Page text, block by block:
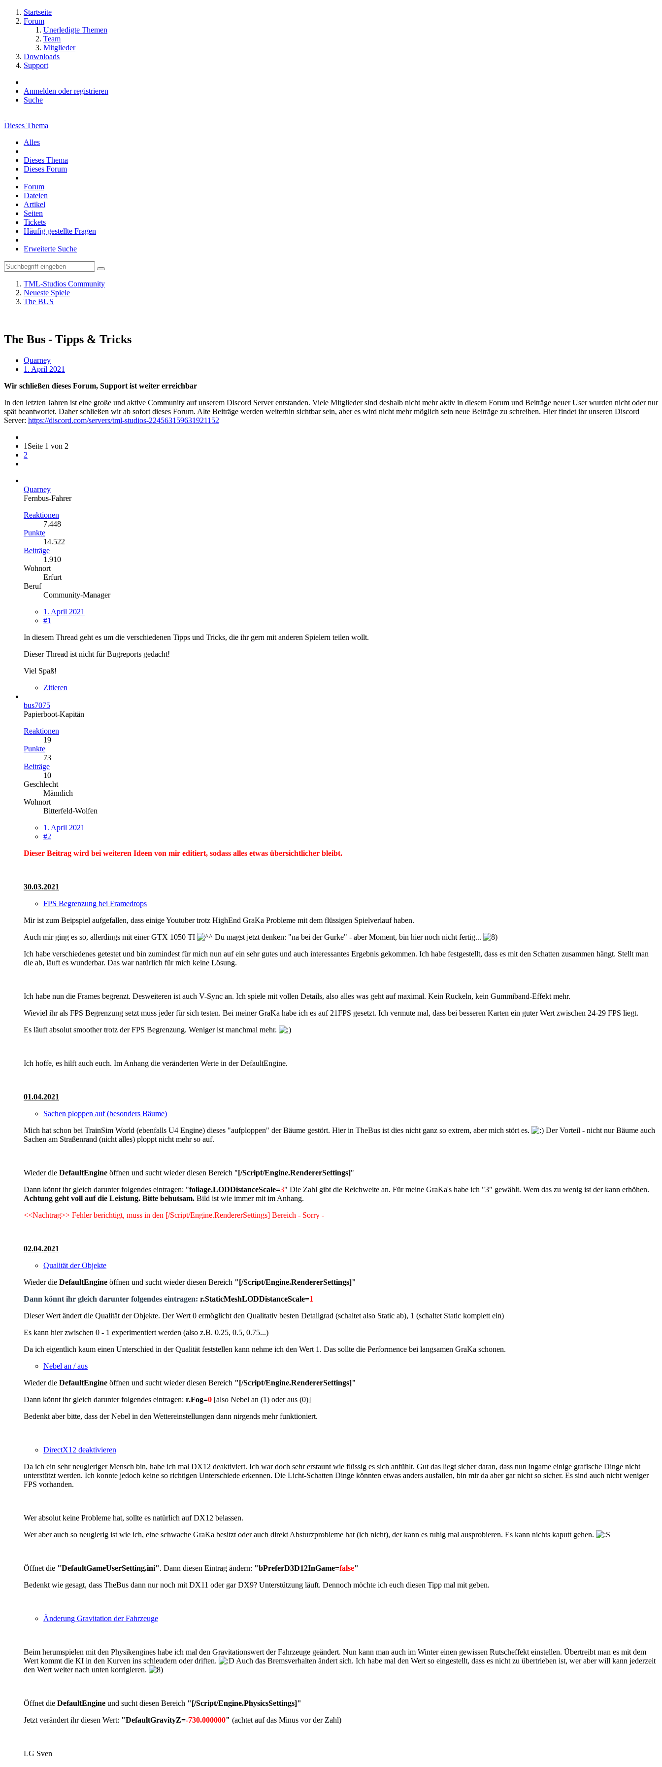
Startseite
Forum
Unerledigte Themen
Team
Mitglieder
Downloads
Support
Anmelden oder registrieren
Suche
Dieses Thema
Alles
Dieses Thema
Dieses Forum
Forum
Dateien
Artikel
Seiten
Tickets
Häufig gestellte Fragen
Erweiterte Suche
TML-Studios Community
Neueste Spiele
The BUS
The Bus - Tipps & Tricks
Quarney
1. April 2021
Wir schließen dieses Forum, Support ist weiter erreichbar
In den letzten Jahren ist eine große und aktive Community auf unserem Discord Server entstanden. Viele Mitglieder sind deshalb nicht mehr aktiv in diesem Forum und Beiträge neuer User wurden nicht oder nur
spät beantwortet. Daher schließen wir ab sofort dieses Forum. Alte Beiträge werden weiterhin sichtbar sein, aber es wird nicht mehr möglich sein neue Beiträge zu schreiben. Hier findet ihr unseren Discord
Server: https://discord.com/servers/tml-studios-224563159631921152
1 Seite 1 von 2
2
Quarney
Fernbus-Fahrer
Reaktionen
7.448
Punkte
14.522
Beiträge
1.910
Wohnort
Erfurt
Beruf
Community-Manager
1. April 2021
#1
In diesem Thread geht es um die verschiedenen Tipps und Tricks, die ihr gern mit anderen Spielern teilen wollt.
Dieser Thread ist nicht für Bugreports gedacht!
Viel Spaß!
Zitieren
bus7075
Papierboot-Kapitän
Reaktionen
19
Punkte
73
Beiträge
10
Geschlecht
Männlich
Wohnort
Bitterfeld-Wolfen
1. April 2021
#2
Dieser Beitrag wird bei weiteren Ideen von mir editiert, sodass alles etwas übersichtlicher bleibt.
30.03.2021
FPS Begrenzung bei Framedrops
Mir ist zum Beipspiel aufgefallen, dass einige Youtuber trotz HighEnd GraKa Probleme mit dem flüssigen Spielverlauf haben.
Auch mir ging es so, allerdings mit einer GTX 1050 TI
Du magst jetzt denken: "na bei der Gurke" - aber Moment, bin hier noch nicht fertig...
Ich habe verschiedenes getestet und bin zumindest für mich nun auf ein sehr gutes und auch interessantes Ergebnis gekommen. Ich habe festgestellt, dass es mit den Schatten zusammen hängt. Stellt man
die ab, läuft es wunderbar. Das war natürlich für mich keine Lösung.
Ich habe nun die Frames begrenzt. Desweiteren ist auch V-Sync an. Ich spiele mit vollen Details, also alles was geht auf maximal. Kein Ruckeln, kein Gummiband-Effekt mehr.
Wieviel ihr als FPS Begrenzung setzt muss jeder für sich testen. Bei meiner GraKa habe ich es auf 21FPS gesetzt. Ich vermute mal, dass bei besseren Karten ein guter Wert zwischen 24-29 FPS liegt.
Es läuft absolut smoother trotz der FPS Begrenzung. Weniger ist manchmal mehr.
Ich hoffe, es hilft auch euch. Im Anhang die veränderten Werte in der DefaultEngine.
01.04.2021
Sachen ploppen auf (besonders Bäume)
Mich hat schon bei TrainSim World (ebenfalls U4 Engine) dieses "aufploppen" der Bäume gestört. Hier in TheBus ist dies nicht ganz so extrem, aber mich stört es.
Der Vorteil - nicht nur Bäume auch
Sachen am Straßenrand (nicht alles) ploppt nicht mehr so auf.
Wieder die DefaultEngine öffnen und sucht wieder diesen Bereich "[/Script/Engine.RendererSettings]"
Dann könnt ihr gleich darunter folgendes eintragen: "foliage.LODDistanceScale=3" Die Zahl gibt die Reichweite an. Für meine GraKa's habe ich "3" gewählt. Wem das zu wenig ist der kann erhöhen.
Achtung geht voll auf die Leistung. Bitte behutsam. Bild ist wie immer mit im Anhang.
<<Nachtrag>> Fehler berichtigt, muss in den [/Script/Engine.RendererSettings] Bereich - Sorry -
02.04.2021
Qualität der Objekte
Wieder die DefaultEngine öffnen und sucht wieder diesen Bereich "[/Script/Engine.RendererSettings]"
Dann könnt ihr gleich darunter folgendes eintragen: r.StaticMeshLODDistanceScale=1
Dieser Wert ändert die Qualität der Objekte. Der Wert 0 ermöglicht den Qualitativ besten Detailgrad (schaltet also Static ab), 1 (schaltet Static komplett ein)
Es kann hier zwischen 0 - 1 experimentiert werden (also z.B. 0.25, 0.5, 0.75...)
Da ich eigentlich kaum einen Unterschied in der Qualität feststellen kann nehme ich den Wert 1. Das sollte die Performence bei langsamen GraKa schonen.
Nebel an / aus
Wieder die DefaultEngine öffnen und sucht wieder diesen Bereich "[/Script/Engine.RendererSettings]"
Dann könnt ihr gleich darunter folgendes eintragen: r.Fog=0 [also Nebel an (1) oder aus (0)]
Bedenkt aber bitte, dass der Nebel in den Wettereinstellungen dann nirgends mehr funktioniert.
DirectX12 deaktivieren
Da ich ein sehr neugieriger Mensch bin, habe ich mal DX12 deaktiviert. Ich war doch sehr erstaunt wie flüssig es sich anfühlt. Gut das liegt sicher daran, dass nun ingame einige grafische Dinge nicht
unterstützt werden. Ich konnte jedoch keine so richtigen Unterschiede erkennen. Die Licht-Schatten Dinge könnten etwas anders ausfallen, bin mir da aber gar nicht so sicher. Es sind auch nicht weniger
FPS vorhanden.
Wer absolut keine Probleme hat, sollte es natürlich auf DX12 belassen.
Wer aber auch so neugierig ist wie ich, eine schwache GraKa besitzt oder auch direkt Absturzprobleme hat (ich nicht), der kann es ruhig mal ausprobieren. Es kann nichts kaputt gehen.
Öffnet die "DefaultGameUserSetting.ini". Dann diesen Eintrag ändern: "bPreferD3D12InGame=false"
Bedenkt wie gesagt, dass TheBus dann nur noch mit DX11 oder gar DX9? Unterstützung läuft. Dennoch möchte ich euch diesen Tipp mal mit geben.
Änderung Gravitation der Fahrzeuge
Beim herumspielen mit den Physikengines habe ich mal den Gravitationswert der Fahrzeuge geändert. Nun kann man auch im Winter einen gewissen Rutscheffekt einstellen. Übertreibt man es mit dem
Wert kommt die KI in den Kurven ins schleudern oder driften.
Auch das Bremsverhalten ändert sich. Ich habe mal den Wert so eingestellt, dass es nicht zu übertrieben ist, wer aber will kann jederzeit
den Wert weiter nach unten korrigieren.
Öffnet die DefaultEngine und sucht diesen Bereich "[/Script/Engine.PhysicsSettings]"
Jetzt verändert ihr diesen Wert: "DefaultGravityZ=-730.000000" (achtet auf das Minus vor der Zahl)
LG Sven